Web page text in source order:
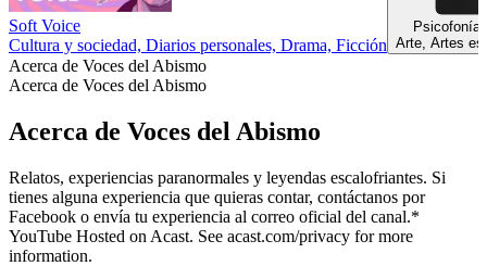
Soft Voice
Cultura y sociedad, Diarios personales, Drama, Ficción Arte, Artes
Acerca de Voces del Abismo
Acerca de Voces del Abismo
Acerca de Voces del Abismo
Relatos, experiencias paranormales y leyendas escalofriantes. Si
tienes alguna experiencia que quieras contar, contáctanos por
Facebook o envía tu experiencia al correo oficial del canal.*
YouTube Hosted on Acast. See acast.com/privacy for more
information.